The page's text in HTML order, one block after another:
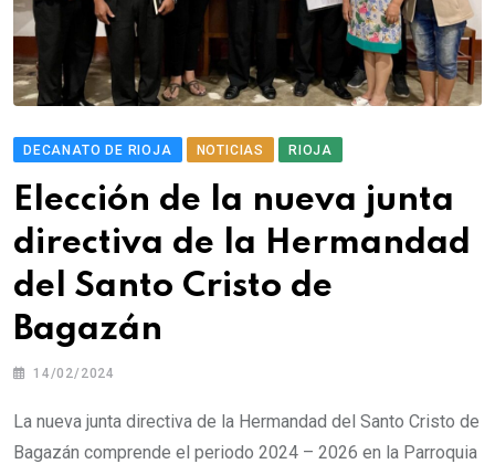
DECANATO DE RIOJA NOTICIAS RIOJA
Elección de la nueva junta
directiva de la Hermandad
del Santo Cristo de
Bagazán
14/02/2024
La nueva junta directiva de la Hermandad del Santo Cristo de
Bagazán comprende el periodo 2024 – 2026 en la Parroquia